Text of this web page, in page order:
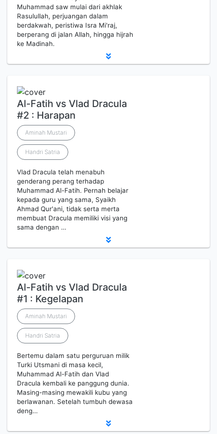
Muhammad saw mulai dari akhlak
Rasulullah, perjuangan dalam
berdakwah, peristiwa Isra Mi'raj,
berperang di jalan Allah, hingga hijrah
ke Madinah.
Al-Fatih vs Vlad Dracula
#2 : Harapan
Aminah Mustari
Handri Satria
Vlad Dracula telah menabuh
genderang perang terhadap
Muhammad Al-Fatih. Pernah belajar
kepada guru yang sama, Syaikh
Ahmad Qur'ani, tidak serta merta
membuat Dracula memiliki visi yang
sama dengan …
Al-Fatih vs Vlad Dracula
#1 : Kegelapan
Aminah Mustari
Handri Satria
Bertemu dalam satu perguruan milik
Turki Utsmani di masa kecil,
Muhammad Al-Fatih dan Vlad
Dracula kembali ke panggung dunia.
Masing-masing mewakili kubu yang
berlawanan. Setelah tumbuh dewasa
deng…